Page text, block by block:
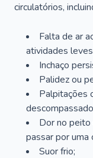
circulatórios,
Falta de ar
atividades
Inchaço
Palidez ou
Palpitações
Dor no
passar por
Suor frio;